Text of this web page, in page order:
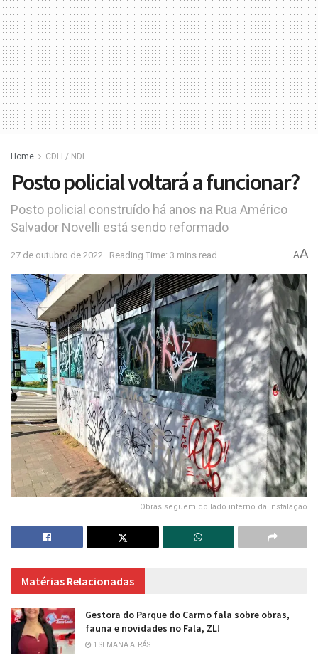
Home CDLI / NDI
Posto policial voltará a funcionar?
Posto policial construído há anos na Rua Américo
Salvador Novelli está sendo reformado
27 de outubro de 2022 Reading Time: 3 mins read AA
Obras seguem do lado interno da instalação
Matérias Relacionadas
Gestora do Parque do Carmo fala sobre obras,
fauna e novidades no Fala, ZL!
1 SEMANA ATRÁS